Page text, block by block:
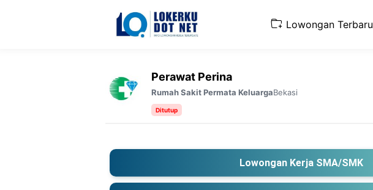
Lowongan Terbaru
Perawat Perina
Rumah Sakit Permata KeluargaBekasi
Ditutup
Lowongan Kerja SMA/SMK